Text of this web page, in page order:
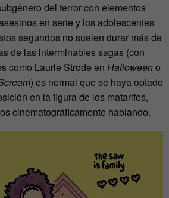
del terror con elementos
en serie y los adolescentes
segundos no suelen durar más de
de las interminables sagas (con
como Laurie Strode en Halloweeno
) es normal que se haya optado
en la figura de los matarifes,
cinematográficamente hablando.